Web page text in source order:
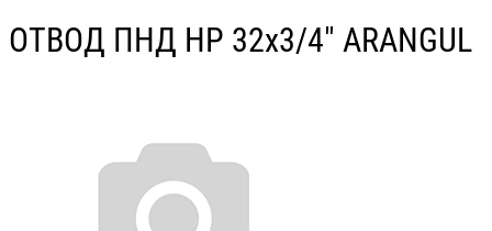
ОТВОД ПНД НР 32х3/4" ARANGUL